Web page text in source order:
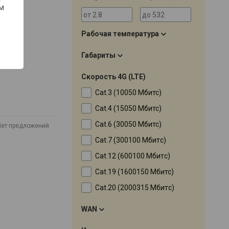
предложений
Рабочая температура
Габариты
Скорость 4G (LTE)
Cat.3 (10050 Мбитс)
Cat.4 (15050 Мбитс)
Cat.6 (30050 Мбитс)
Cat.7 (300100 Мбитc)
Cat.12 (600100 Мбитc)
Cat.19 (1600150 Мбитс)
Cat.20 (2000315 Мбитc)
WAN